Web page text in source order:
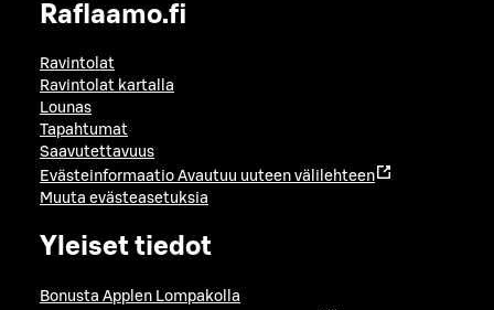
Raflaamo.fi
Ravintolat
Ravintolat kartalla
Lounas
Tapahtumat
Saavutettavuus
Evästeinformaatio Avautuu uuteen välilehteen
Muuta evästeasetuksia
Yleiset tiedot
Bonusta Applen Lompakolla